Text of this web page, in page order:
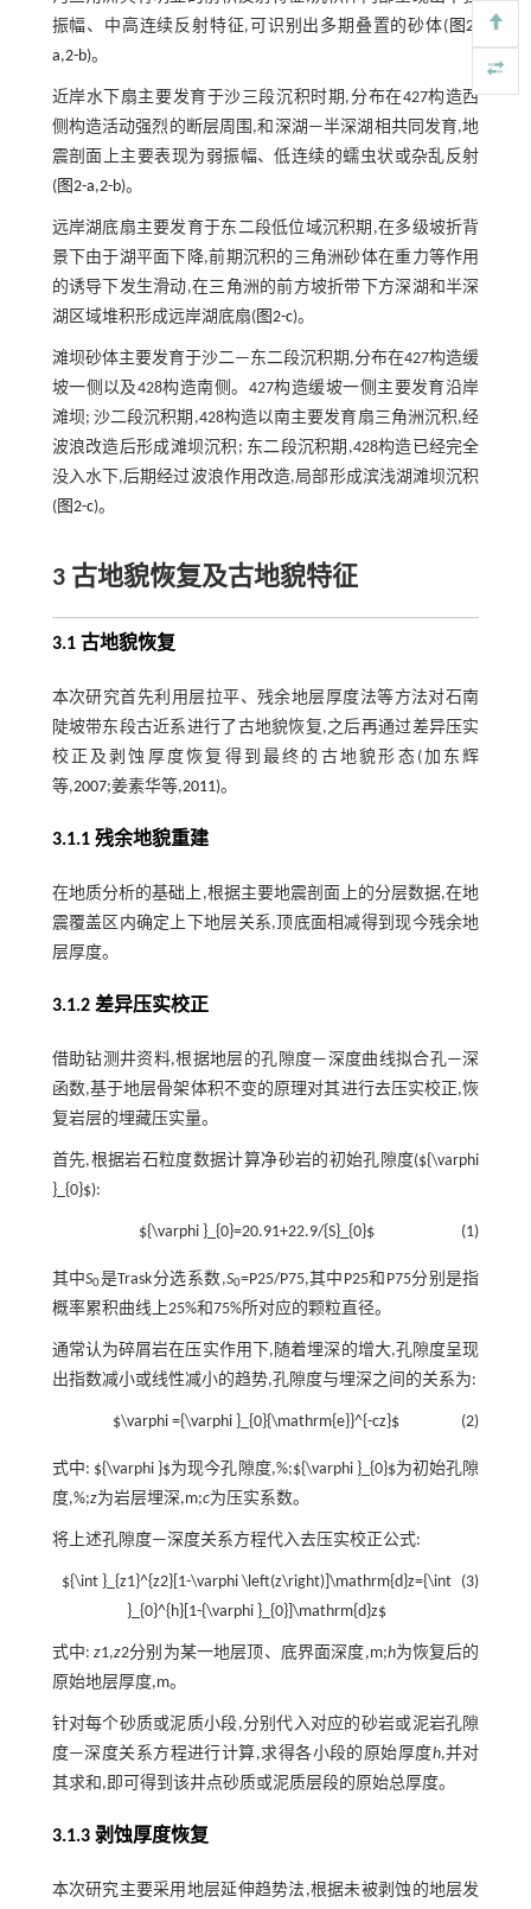
振幅、中高连续反射特征,可识别出多期叠置的砂体(图2-
a,2-b)。
近岸水下扇主要发育于沙三段沉积时期,分布在427构造西
侧构造活动强烈的断层周围,和深湖—半深湖相共同发育,地
震剖面上主要表现为弱振幅、低连续的蠕虫状或杂乱反射
(图2-a,2-b)。
远岸湖底扇主要发育于东二段低位域沉积期,在多级坡折背
景下由于湖平面下降,前期沉积的三角洲砂体在重力等作用
的诱导下发生滑动,在三角洲的前方坡折带下方深湖和半深
湖区域堆积形成远岸湖底扇(图2-c)。
滩坝砂体主要发育于沙二—东二段沉积期,分布在427构造缓
坡一侧以及428构造南侧。427构造缓坡一侧主要发育沿岸
滩坝; 沙二段沉积期,428构造以南主要发育扇三角洲沉积,经
波浪改造后形成滩坝沉积; 东二段沉积期,428构造已经完全
没入水下,后期经过波浪作用改造,局部形成滨浅湖滩坝沉积
(图2-c)。
3 古地貌恢复及古地貌特征
3.1 古地貌恢复
本次研究首先利用层拉平、残余地层厚度法等方法对石南
陡坡带东段古近系进行了古地貌恢复,之后再通过差异压实
校正及剥蚀厚度恢复得到最终的古地貌形态(加东辉
等,2007;姜素华等,2011)。
3.1.1 残余地貌重建
在地质分析的基础上,根据主要地震剖面上的分层数据,在地
震覆盖区内确定上下地层关系,顶底面相减得到现今残余地
层厚度。
3.1.2 差异压实校正
借助钻测井资料,根据地层的孔隙度—深度曲线拟合孔—深
函数,基于地层骨架体积不变的原理对其进行去压实校正,恢
复岩层的埋藏压实量。
首先,根据岩石粒度数据计算净砂岩的初始孔隙度(${\varphi
}_{0}$):
(1)
${\varphi }_{0}=20.91+22.9/{S}_{0}$
其中S0是Trask分选系数,S0=P25/P75,其中P25和P75分别是指
概率累积曲线上25%和75%所对应的颗粒直径。
通常认为碎屑岩在压实作用下,随着埋深的增大,孔隙度呈现
出指数减小或线性减小的趋势,孔隙度与埋深之间的关系为:
(2)
$\varphi ={\varphi }_{0}{\mathrm{e}}^{-cz}$
式中: ${\varphi }$为现今孔隙度,%;${\varphi }_{0}$为初始孔隙
度,%;z为岩层埋深,m;c为压实系数。
将上述孔隙度—深度关系方程代入去压实校正公式:
(3)
${\int }_{z1}^{z2}[1-\varphi \left(z\right)]\mathrm{d}z={\int
}_{0}^{h}[1-{\varphi }_{0}]\mathrm{d}z$
式中:z1,z2分别为某一地层顶、底界面深度,m;h为恢复后的
原始地层厚度,m。
针对每个砂质或泥质小段,分别代入对应的砂岩或泥岩孔隙
度—深度关系方程进行计算,求得各小段的原始厚度h,并对
其求和,即可得到该井点砂质或泥质层段的原始总厚度。
3.1.3 剥蚀厚度恢复
本次研究主要采用地层延伸趋势法,根据未被剥蚀的地层发